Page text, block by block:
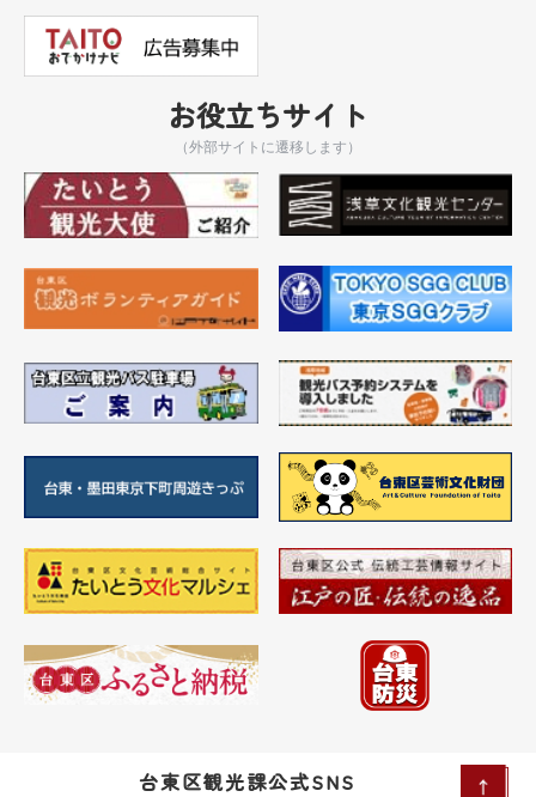
お役立ちサイト
（外部サイトに遷移します）
台東区観光課公式SNS